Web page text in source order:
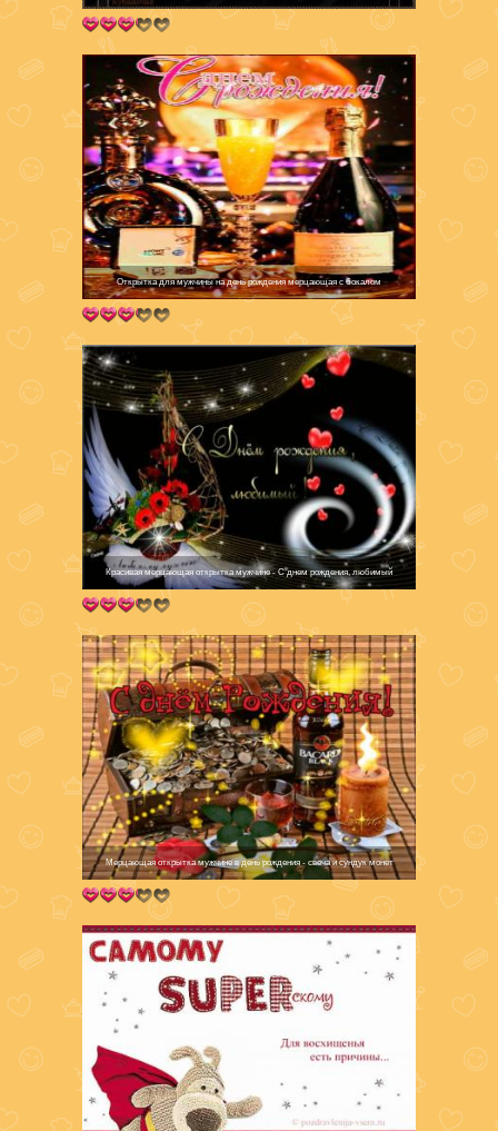
Открытка для мужчины на день рождения мерцающая с бокалом
Красивая мерцающая открытка мужчине - С днем рождения, любимый
Мерцающая открытка мужчине в день рождения - свеча и сундук монет